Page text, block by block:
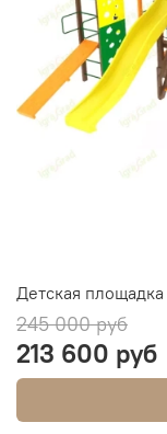
Детская
245 000 руб
213 600 руб